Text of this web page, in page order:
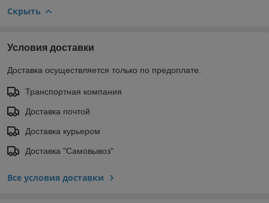
Скрыть
Условия доставки
Доставка осуществляется только по предоплате.
Транспортная компания
Доставка почтой
Доставка курьером
Доставка "Самовывоз"
Все условия доставки